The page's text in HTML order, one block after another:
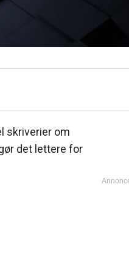
skriverier om
det lettere for